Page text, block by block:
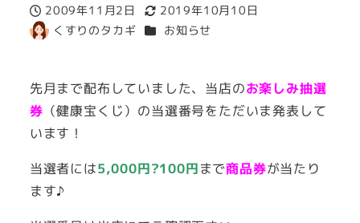
投稿日
2009年11月2日
更新日
2019年10月10日
著
くすりのタカギ カテゴリー
お知らせ
先月まで配布していました、当店のお楽しみ抽選
券 （健康宝くじ）の当選番号をただいま発表して
います！
当選者には5,000円?100円まで商品券が当たり
ます♪